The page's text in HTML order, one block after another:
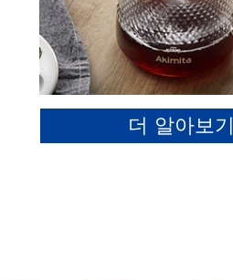
더 알아보기